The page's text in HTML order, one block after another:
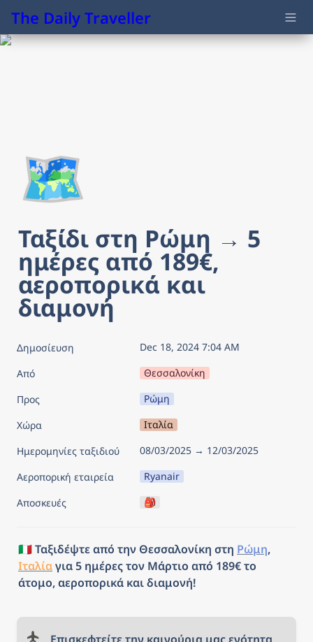
The Daily Traveller
🗺️
Ταξίδι στη Ρώμη → 5
ημέρες από 189€,
αεροπορικά και
διαμονή
Δημοσίευση
Dec 18, 2024 7:04 AM
Από
Θεσσαλονίκη
Προς
Ρώμη
Χώρα
Ιταλία
Ημερομηνίες ταξιδιού
08/03/2025 → 12/03/2025
Αεροπορική εταιρεία
Ryanair
Αποσκευές
🎒
🇮🇹 Ταξιδέψτε από την Θεσσαλονίκη στη Ρώμη
Ιταλία για 5 ημέρες τον Μάρτιο από 189€ το
άτομο, αεροπορικά και διαμονή!